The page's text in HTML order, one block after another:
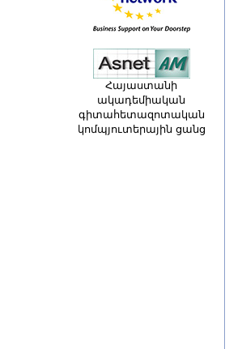
Հայաստանի
ակադեմիական
գիտահետազոտական
կոմպյուտերային ցանց